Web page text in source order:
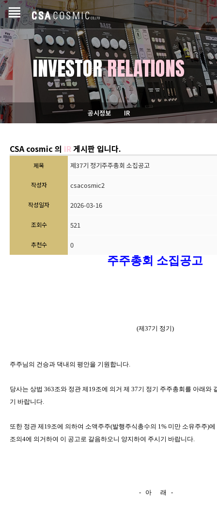
INVESTORRELATIONS
공시정보 IR
CSA cosmic 의 IR게시판 입니다.
제목 제37기 정기주주총회 소집공고
작성자 csacosmic2
작성일자 2026-03-16
조회수 521
추천수 0
주주총회 소집공고
(제37기 정기)
주주님의 건승과 댁내의 평안을 기원합니다.
당사는 상법 363조와 정관 제 19조에 의거 제 37기 정기 주주총회를 아래와
기 바랍니다.
또한 정관 제 19조에 의하여 소액주주(발행주식총수의 1% 미만 소유주주)에
조의4에 의거하여 이 공고로 갈음하오니 양지하여 주시기 바랍니다.
- 아 래 -